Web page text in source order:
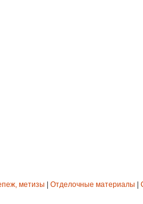
метизы Отделочные материалы